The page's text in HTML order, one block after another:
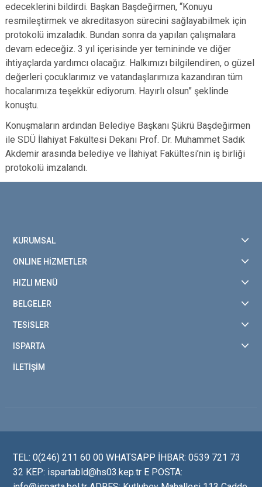
edeceklerini bildirdi. Başkan Başdeğirmen, “Konuyu
resmileştirmek ve akreditasyon sürecini sağlayabilmek için
protokolü imzaladık. Bundan sonra da yapılan çalışmalara
devam edeceğiz. 3 yıl içerisinde yer temininde ve diğer
ihtiyaçlarda yardımcı olacağız. Halkımızı bilgilendiren, o güzel
değerleri çocuklarımız ve vatandaşlarımıza kazandıran tüm
hocalarımıza teşekkür ediyorum. Hayırlı olsun” şeklinde
konuştu.
Konuşmaların ardından Belediye Başkanı Şükrü Başdeğirmen
ile SDÜ İlahiyat Fakültesi Dekanı Prof. Dr. Muhammet Sadık
Akdemir arasında belediye ve İlahiyat Fakültesi’nin iş birliği
protokolü imzalandı.
KURUMSAL
ONLINE HİZMETLER
HIZLI MENÜ
BELGELER
TESİSLER
ISPARTA
İLETİŞİM
TEL: 0(246) 211 60 00 WHATSAPP İHBAR: 0539 721 73
32 KEP: ispartabld@hs03.kep.tr E POSTA: